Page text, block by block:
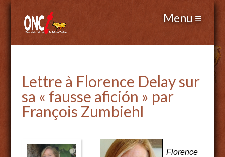
Lettre à Florence Delay sur
sa « fausse afición » par
François Zumbiehl
Florence